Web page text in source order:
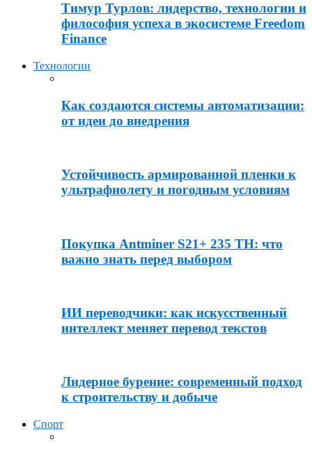
Тимур Турлов: лидерство, технологии и
философия успеха в экосистеме Freedom
Finance
Технологии
Как создаются системы автоматизации:
от идеи до внедрения
Устойчивость армированной пленки к
ультрафиолету и погодным условиям
Покупка Antminer S21+ 235 TH: что
важно знать перед выбором
ИИ переводчики: как искусственный
интеллект меняет перевод текстов
Лидерное бурение: современный подход
к строительству и добыче
Спорт